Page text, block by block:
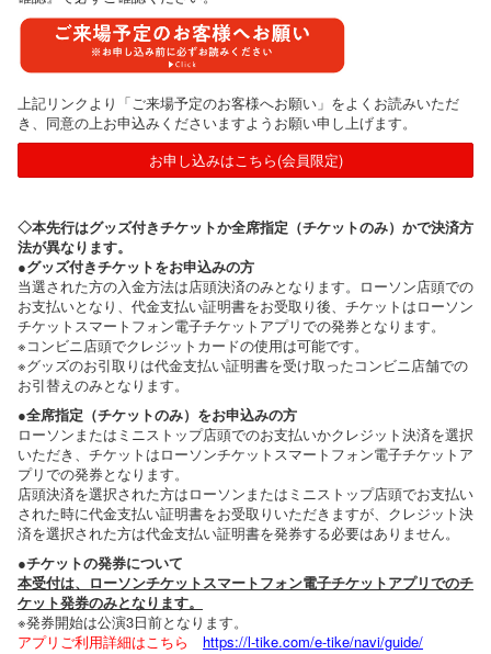
上記リンクより「ご来場予定のお客様へお願い」をよくお読みいただ
き、同意の上お申込みくださいますようお願い申し上げます。
お申し込みはこちら(会員限定)
◇本先行はグッズ付きチケットか全席指定（チケットのみ）かで決済方
法が異なります。
●グッズ付きチケットをお申込みの方
当選された方の入金方法は店頭決済のみとなります。ローソン店頭での
お支払いとなり、代金支払い証明書をお受取り後、チケットはローソン
チケットスマートフォン電子チケットアプリでの発券となります。
※コンビニ店頭でクレジットカードの使用は可能です。
※グッズのお引取りは代金支払い証明書を受け取ったコンビニ店舗での
お引替えのみとなります。
●全席指定（チケットのみ）をお申込みの方
ローソンまたはミニストップ店頭でのお支払いかクレジット決済を選択
いただき、チケットはローソンチケットスマートフォン電子チケットア
プリでの発券となります。
店頭決済を選択された方はローソンまたはミニストップ店頭でお支払い
された時に代金支払い証明書をお受取りいただきますが、クレジット決
済を選択された方は代金支払い証明書を発券する必要はありません。
●チケットの発券について
本受付は、ローソンチケットスマートフォン電子チケットアプリでのチ
ケット発券のみとなります。
※発券開始は公演3日前となります。
アプリご利用詳細はこちら
https://l-tike.com/e-tike/navi/guide/